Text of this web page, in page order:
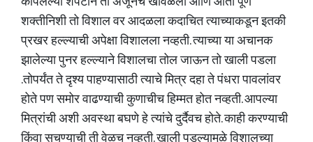
शक्तीनिशी तो विशाल वर आदळला कदाचित त्याच्याकडून इतकी
प्रखर हल्ल्याची अपेक्षा विशालला नव्हती. त्याच्या या अचानक
झालेल्या पुनर हल्ल्याने विशालचा तोल जाऊन तो खाली पडला
.तोपर्यंत ते दृश्य पाहण्यासाठी त्याचे मित्र दहा ते पंधरा पावलांवर
होते पण समोर वाढण्याची कुणाचीच हिम्मत होत नव्हती. आपल्या
मित्रांची अशी अवस्था बघणे हे त्यांचे दुर्दैवच होते. काही करण्याची